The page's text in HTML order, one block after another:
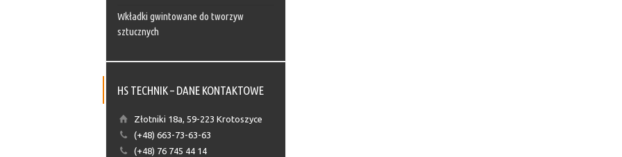
Wkładki gwintowane do tworzyw
sztucznych
HS TECHNIK – DANE KONTAKTOWE
Złotniki 18a, 59-223 Krotoszyce
(+48) 663-73-63-63
(+48) 76 745 44 14